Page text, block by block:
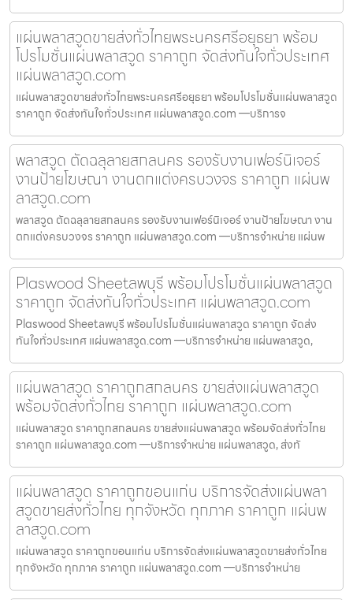
แผ่นพลาสวูดขายส่งทั่วไทยพระนครศรีอยุธยา พร้อม
โปรโมชั่นแผ่นพลาสวูด ราคาถูก จัดส่งทันใจทั่วประเทศ
แผ่นพลาสวูด.com
แผ่นพลาสวูดขายส่งทั่วไทยพระนครศรีอยุธยา พร้อมโปรโมชั่นแผ่นพลาสวูด
ราคาถูก จัดส่งทันใจทั่วประเทศ แผ่นพลาสวูด.com —บริการจ
พลาสวูด ตัดฉลุลายสกลนคร รองรับงานเฟอร์นิเจอร์
งานป้ายโฆษณา งานตกแต่งครบวงจร ราคาถูก แผ่นพ
ลาสวูด.com
พลาสวูด ตัดฉลุลายสกลนคร รองรับงานเฟอร์นิเจอร์ งานป้ายโฆษณา งาน
ตกแต่งครบวงจร ราคาถูก แผ่นพลาสวูด.com —บริการจำหน่าย แผ่นพ
Plaswood Sheetลพบุรี พร้อมโปรโมชั่นแผ่นพลาสวูด
ราคาถูก จัดส่งทันใจทั่วประเทศ แผ่นพลาสวูด.com
Plaswood Sheetลพบุรี พร้อมโปรโมชั่นแผ่นพลาสวูด ราคาถูก จัดส่ง
ทันใจทั่วประเทศ แผ่นพลาสวูด.com —บริการจำหน่าย แผ่นพลาสวูด,
แผ่นพลาสวูด ราคาถูกสกลนคร ขายส่งแผ่นพลาสวูด
พร้อมจัดส่งทั่วไทย ราคาถูก แผ่นพลาสวูด.com
แผ่นพลาสวูด ราคาถูกสกลนคร ขายส่งแผ่นพลาสวูด พร้อมจัดส่งทั่วไทย
ราคาถูก แผ่นพลาสวูด.com —บริการจำหน่าย แผ่นพลาสวูด, ส่งทั
แผ่นพลาสวูด ราคาถูกขอนแก่น บริการจัดส่งแผ่นพลา
สวูดขายส่งทั่วไทย ทุกจังหวัด ทุกภาค ราคาถูก แผ่นพ
ลาสวูด.com
แผ่นพลาสวูด ราคาถูกขอนแก่น บริการจัดส่งแผ่นพลาสวูดขายส่งทั่วไทย
ทุกจังหวัด ทุกภาค ราคาถูก แผ่นพลาสวูด.com —บริการจำหน่าย